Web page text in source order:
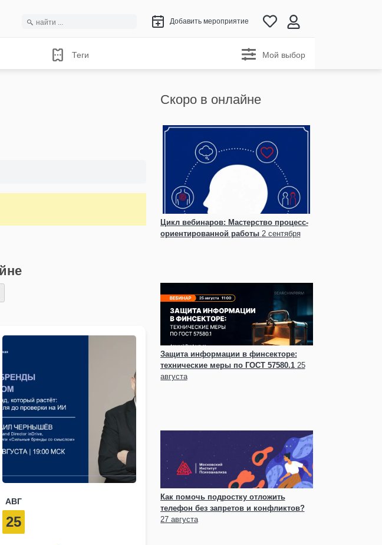
Добавить мероприятие
Теги Мой выбор
АВГ
25
Скоро в онлайне
Цикл вебинаров: Мастерство процесс-
ориентированной работы 2 сентября
Защита информации в финсекторе:
технические меры по ГОСТ 57580.1 25
августа
Как помочь подростку отложить
телефон без запретов и конфликтов?
27 августа